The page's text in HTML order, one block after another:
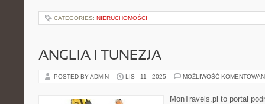
CATEGORIES: NIERUCHOMOŚCI
ANGLIA I TUNEZJA
POSTED BY ADMIN LIS - 11 - 2025 MOŻLIWOŚĆ
MonTravels.pl to portal